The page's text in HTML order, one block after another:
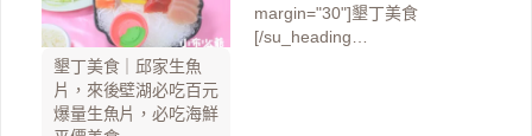
墾丁美食｜邱家生魚
片，來後壁湖必吃百元
爆量生魚片，必吃海鮮
margin="30"]墾丁美食
[/su_heading…